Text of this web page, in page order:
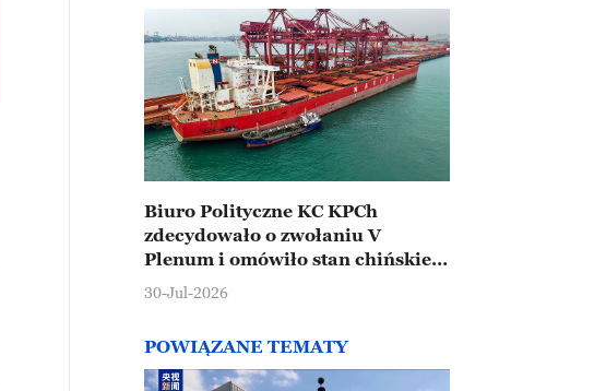
Biuro Polityczne KC KPCh
zdecydowało o zwołaniu V
Plenum i omówiło stan chińskiej
gospodarki
30-Jul-2026
POWIĄZANE TEMATY